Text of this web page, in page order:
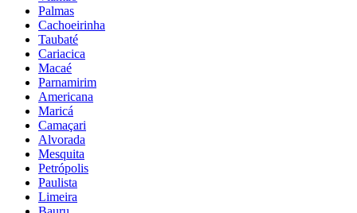
Palmas
Cachoeirinha
Taubaté
Cariacica
Macaé
Parnamirim
Americana
Maricá
Camaçari
Alvorada
Mesquita
Petrópolis
Paulista
Limeira